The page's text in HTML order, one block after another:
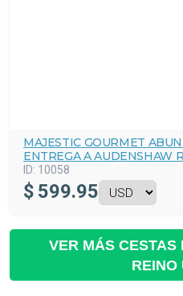
MAJESTIC GOURMET
ENTREGA A AUDENSHAW
ID: 10058
$ 599.95
VER MÁS CESTAS
REINO